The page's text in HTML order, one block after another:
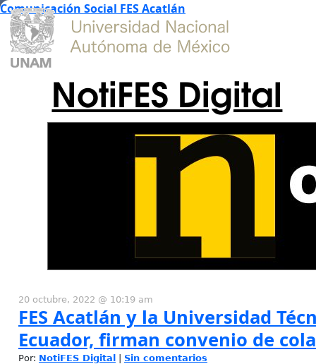
Comunicación Social FES Acatlán
NotiFES Digital
20 octubre, 2022 @ 10:19 am
FES Acatlán y la Universidad
Ecuador, firman convenio de
Por: NotiFES Digital Sin comentarios